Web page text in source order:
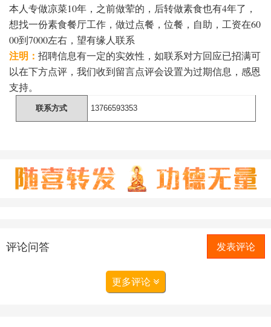
本人专做凉菜10年，之前做荤的，后转做素食也有4年了，
想找一份素食餐厅工作，做过点餐，位餐，自助，工资在60
00到7000左右，望有缘人联系
注明： 招聘信息有一定的实效性，如联系对方回应已招满可
以在下方点评，我们收到留言点评会设置为过期信息，感恩
支持。
联系方式 13766593353
评论问答 发表评论
更多评论